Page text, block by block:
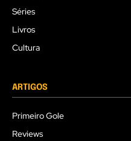
Séries
Livros
Cultura
ARTIGOS
Primeiro Gole
Reviews